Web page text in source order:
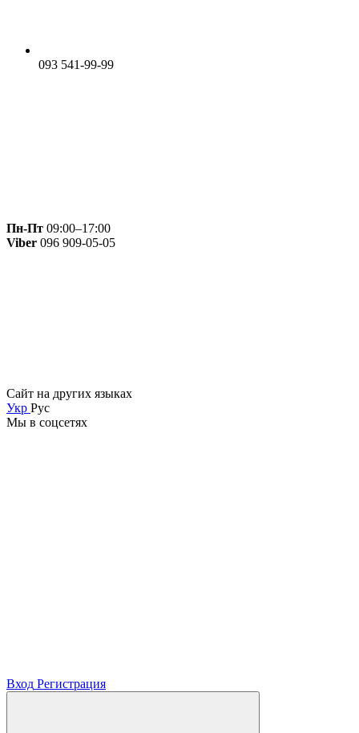
093 541-99-99
Пн-Пт 09:00–17:00
Viber 096 909-05-05
Сайт на других языках
Укр Рус
Мы в соцсетях
Вход Регистрация